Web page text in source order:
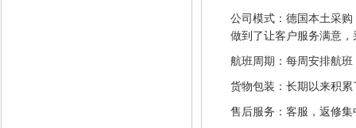
公司模式：德国本土采
做到了让客户服务满意
航班周期：每周安排航
货物包装：长期以来积
售后服务：客服，返修